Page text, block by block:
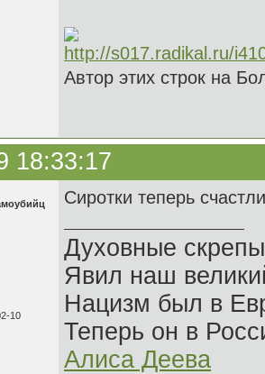
Автор этих строк на
18:33:17
10
Сиротки теперь
Духовные
Явил наш
Нацизм был в
Теперь он в
Алиса Деева